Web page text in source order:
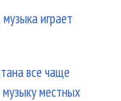
играет
все чаще
местных